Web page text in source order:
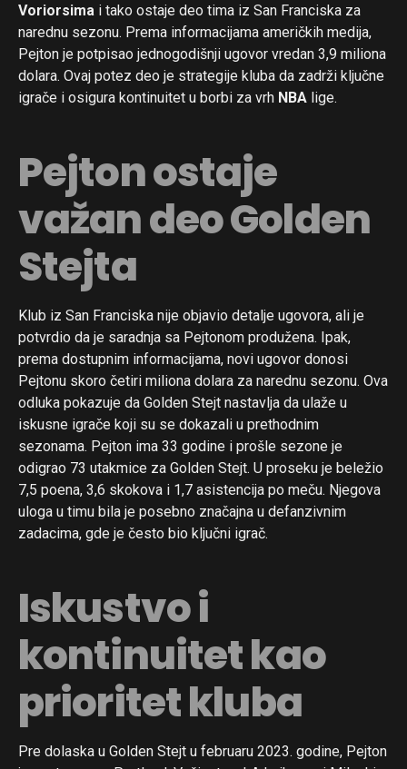
Voriorsima i tako ostaje deo tima iz San Franciska za
narednu sezonu. Prema informacijama američkih medija,
Pejton je potpisao jednogodišnji ugovor vredan 3,9 miliona
dolara. Ovaj potez deo je strategije kluba da zadrži ključne
igrače i osigura kontinuitet u borbi za vrh NBA lige.
Pejton ostaje
važan deo Golden
Stejta
Klub iz San Franciska nije objavio detalje ugovora, ali je
potvrdio da je saradnja sa Pejtonom produžena. Ipak,
prema dostupnim informacijama, novi ugovor donosi
Pejtonu skoro četiri miliona dolara za narednu sezonu. Ova
odluka pokazuje da Golden Stejt nastavlja da ulaže u
iskusne igrače koji su se dokazali u prethodnim
sezonama. Pejton ima 33 godine i prošle sezone je
odigrao 73 utakmice za Golden Stejt. U proseku je beležio
7,5 poena, 3,6 skokova i 1,7 asistencija po meču. Njegova
uloga u timu bila je posebno značajna u defanzivnim
zadacima, gde je često bio ključni igrač.
Iskustvo i
kontinuitet kao
prioritet kluba
Pre dolaska u Golden Stejt u februaru 2023. godine, Pejton